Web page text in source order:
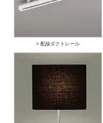
> 配線ダクトレール